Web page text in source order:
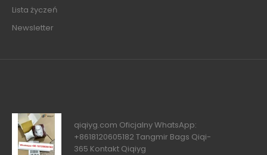
Lista życzeń
Newsletter
qiqiyg.com Oficjalny WhatsApp:
+8618120605182 Tangmir Bags Qiqi-
365 Kontakt Qiqiyg